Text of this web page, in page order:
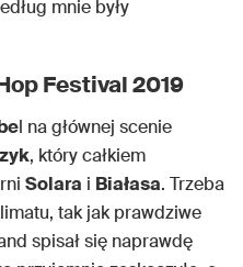
mnie były
Festival 2019
l na głównej scenie
, który całkiem
Solara i Białasa. Trzeba
tak jak prawdziwe
spisał się naprawdę